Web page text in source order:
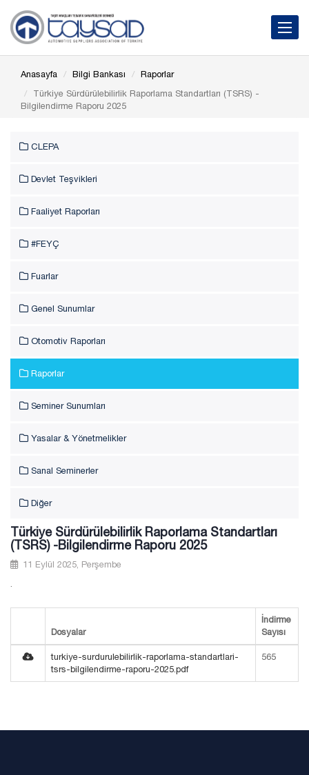
Toggle
Anasayfa Bilgi Bankası
Raporlar
Türkiye Sürdürülebilirlik Raporlama Standartları (TSRS) -
Bilgilendirme Raporu 2025
CLEPA
Devlet Teşvikleri
Faaliyet Raporları
#FEYÇ
Fuarlar
Genel Sunumlar
Otomotiv Raporları
Raporlar
Seminer Sunumları
Yasalar & Yönetmelikler
Sanal Seminerler
Diğer
Türkiye Sürdürülebilirlik Raporlama Standartları
(TSRS) -Bilgilendirme Raporu 2025
11 Eylül 2025, Perşembe
.
Dosyalar
İndirme
Sayısı
turkiye-surdurulebilirlik-raporlama-standartlari-
tsrs-bilgilendirme-raporu-2025.pdf
565